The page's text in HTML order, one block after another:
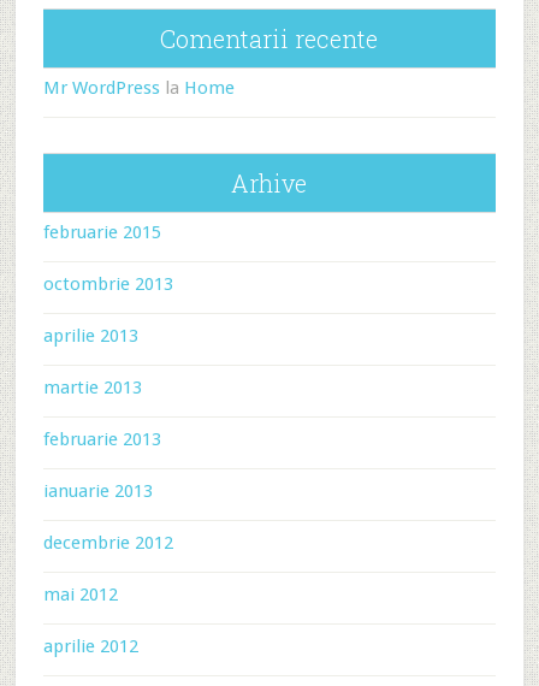
Comentarii recente
Mr WordPressla Home
Arhive
februarie 2015
octombrie 2013
aprilie 2013
martie 2013
februarie 2013
ianuarie 2013
decembrie 2012
mai 2012
aprilie 2012